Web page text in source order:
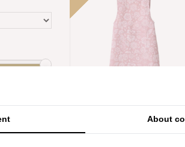
SCHORT ALEGRIA PINK
About